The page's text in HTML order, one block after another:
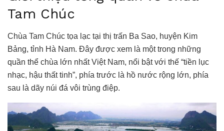
Tam Chúc
Chùa Tam Chúc tọa lạc tại thị trấn Ba Sao, huyện Kim
Bảng, tỉnh Hà Nam. Đây được xem là một trong những
quần thể chùa lớn nhất Việt Nam, nổi bật với thế “tiền lục
nhạc, hậu thất tinh”, phía trước là hồ nước rộng lớn, phía
sau là dãy núi đá vôi trùng điệp.